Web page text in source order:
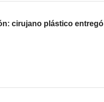
cirujano plástico entregó